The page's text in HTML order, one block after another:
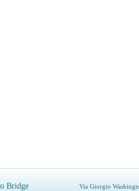
Bridge Via Giorgio